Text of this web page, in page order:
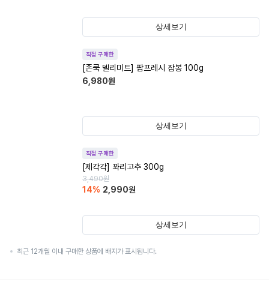
상세보기
직접 구매한
[존쿡 델리미트] 팜프레시 잠봉 100g
6,980원
상세보기
직접 구매한
[제각각] 꽈리고추 300g
3,490원
14% 2,990원
상세보기
최근 12개월 이내 구매한 상품에 배지가 표시됩니다.